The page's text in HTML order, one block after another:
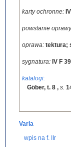
karty ochronne: IV
powstanie
oprawa: tektura;
sygnatura: IV F 39
katalogi:
Göber, t. 8 , s.
Varia
wpis na f. IIr